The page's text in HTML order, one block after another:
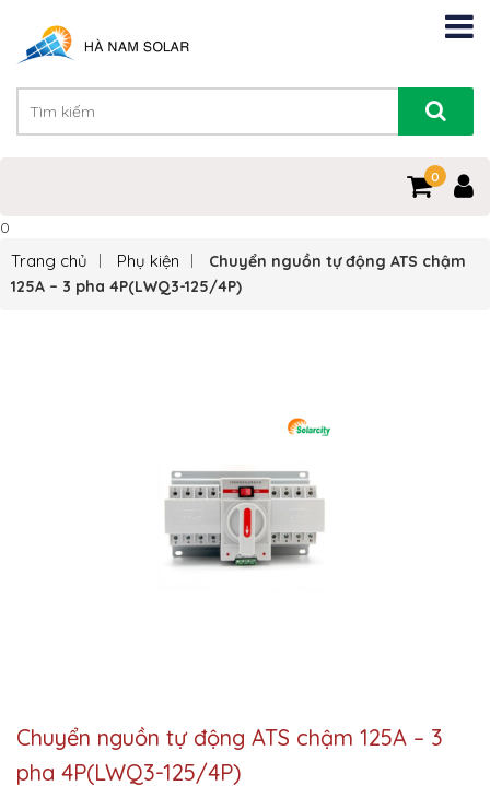
0
0
Trang chủ Phụ kiện
Chuyển nguồn tự động ATS chậm
125A – 3 pha 4P(LWQ3-125/4P)
Chuyển nguồn tự động ATS chậm 125A – 3
pha 4P(LWQ3-125/4P)